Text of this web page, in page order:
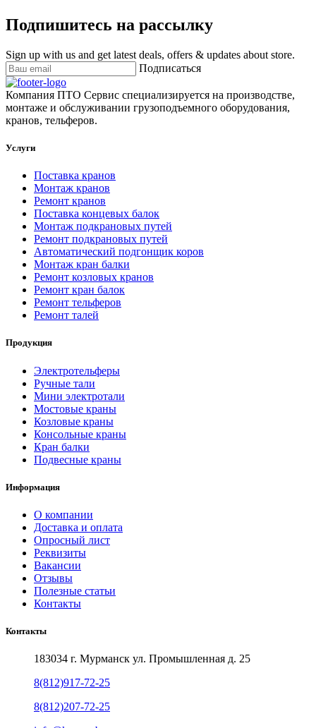
Подпишитесь на рассылку
Sign up with us and get latest deals, offers & updates about store.
Подписаться
Компания ПТО Сервис специализируется на производстве,
монтаже и обслуживании грузоподъемного оборудования,
кранов, тельферов.
Услуги
Поставка кранов
Монтаж кранов
Ремонт кранов
Поставка концевых балок
Монтаж подкрановых путей
Ремонт подкрановых путей
Автоматический подгонщик коров
Монтаж кран балки
Ремонт козловых кранов
Ремонт кран балок
Ремонт тельферов
Ремонт талей
Продукция
Электротельферы
Ручные тали
Мини электротали
Мостовые краны
Козловые краны
Консольные краны
Кран балки
Подвесные краны
Информация
О компании
Доставка и оплата
Опросный лист
Реквизиты
Вакансии
Отзывы
Полезные статьи
Контакты
Контакты
183034 г. Мурманск ул. Промышленная д. 25
8(812)917-72-25
8(812)207-72-25